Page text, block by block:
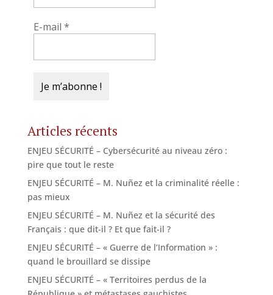
E-mail *
Articles récents
ENJEU SÉCURITÉ – Cybersécurité au niveau zéro :
pire que tout le reste
ENJEU SÉCURITÉ – M. Nuñez et la criminalité réelle :
pas mieux
ENJEU SÉCURITÉ – M. Nuñez et la sécurité des
Français : que dit-il ? Et que fait-il ?
ENJEU SÉCURITÉ – « Guerre de l’Information » :
quand le brouillard se dissipe
ENJEU SÉCURITÉ – « Territoires perdus de la